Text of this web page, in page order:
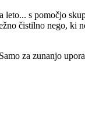
leto... s pomočjo
čistilno nego, ki
za zunanjo